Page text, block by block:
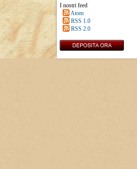
I nostri feed
Atom
RSS 1.0
RSS 2.0